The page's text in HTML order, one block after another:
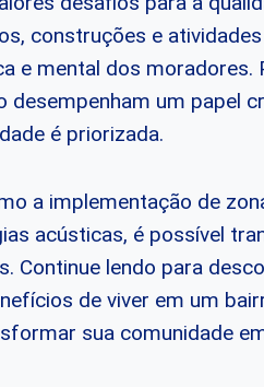
construções e
e mental dos
desempenham um papel
é priorizada.
a implementação de
acústicas, é possível
Continue lendo para
de viver em um
sua comunidade